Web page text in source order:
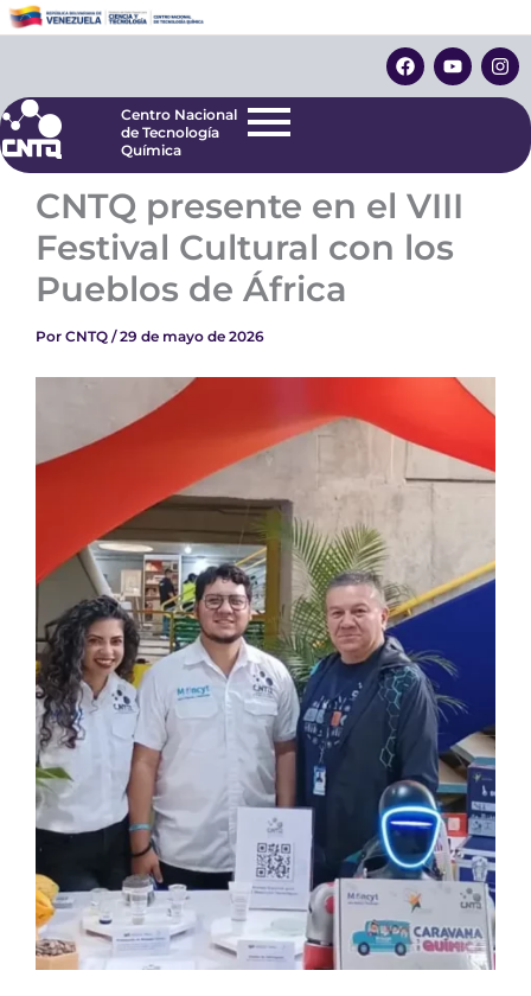
al
F
a
c
o
k
Y
o
u
e
I
n
s
r
Centro Nacional
de Tecnología
Centro Nacional
de Tecnología
Química
CNTQ presente en el VIII
Festival Cultural con los
Pueblos de África
Por CNTQ /29 de mayo de 2026